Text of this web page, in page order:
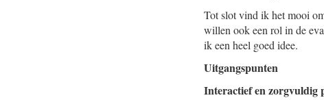
Tot slot vind ik het mooi
willen ook een rol in de
ik een heel goed idee.
Uitgangspunten
Interactief en zorgvuldig